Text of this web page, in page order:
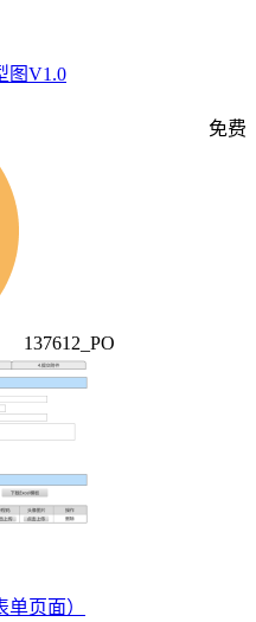
图V1.0
137612_PO
免费
页面）